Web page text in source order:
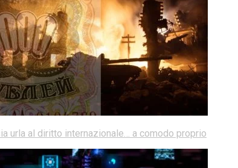
urla al diritto internazionale… a comodo proprio